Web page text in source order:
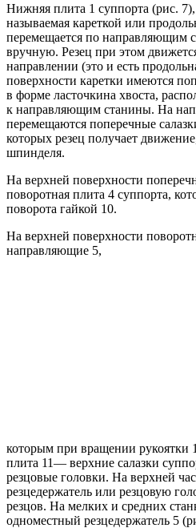
Нижняя плита 1 суппорта (рис. 7),
называемая кареткой или
перемещается по направляющим
вручную. Резец при этом
направлении (это и есть
поверхности каретки имеются
в форме ласточкина хвоста,
к направляющим станины. На
перемещаются поперечные
которых резец получает
шпинделя.
На верхней поверхности
поворотная плита 4 суппорта,
поворота гайкой 10.
На верхней поверхности
направляющие 5,
которым при вращении рукоятки
плита 11— верхние салазки
резцовые головки. На верхней
резцедержатель или резцовую
резцов. На мелких и средних
одноместный резцедержатель 5